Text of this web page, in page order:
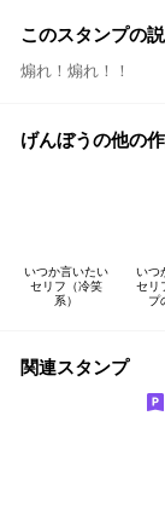
このスタンプの
煽れ！煽れ！！
げんぼうの他の
いつか言いたい
セリフ（冷笑
系）
いつ
セリ
プ
関連スタンプ